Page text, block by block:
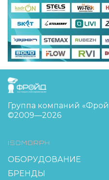
FreudGroup
Группа компаний
©2009—2026
ISOMORPH
ОБОРУДОВАНИЕ
БРЕНДЫ